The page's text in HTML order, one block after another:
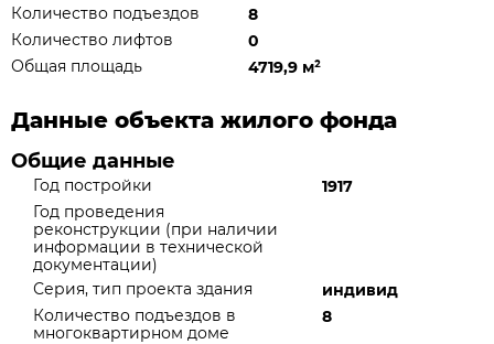
Количество подъездов
8
Количество лифтов
0
Общая площадь
4719,9 м²
Данные объекта жилого фонда
Общие данные
Год постройки
1917
Год проведения
реконструкции (при наличии
информации в технической
документации)
Серия, тип проекта здания
индивид
Количество подъездов в
многоквартирном доме
8